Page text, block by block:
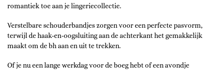
romantiek toe aan je lingeriecollectie.
Verstelbare schouderbandjes zorgen voor een perfecte pasvorm,
terwijl de haak-en-oogsluiting aan de achterkant het gemakkelijk
maakt om de bh aan en uit te trekken.
Of je nu een lange werkdag voor de boeg hebt of een avondje